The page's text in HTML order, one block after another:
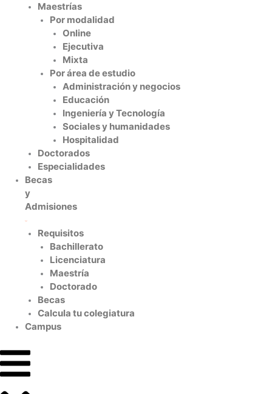
Maestrías
Por modalidad
Online
Ejecutiva
Mixta
Por área de estudio
Administración y negocios
Educación
Ingeniería y Tecnología
Sociales y humanidades
Hospitalidad
Doctorados
Especialidades
Becas
y
Admisiones
Requisitos
Bachillerato
Licenciatura
Maestría
Doctorado
Becas
Calcula tu colegiatura
Campus